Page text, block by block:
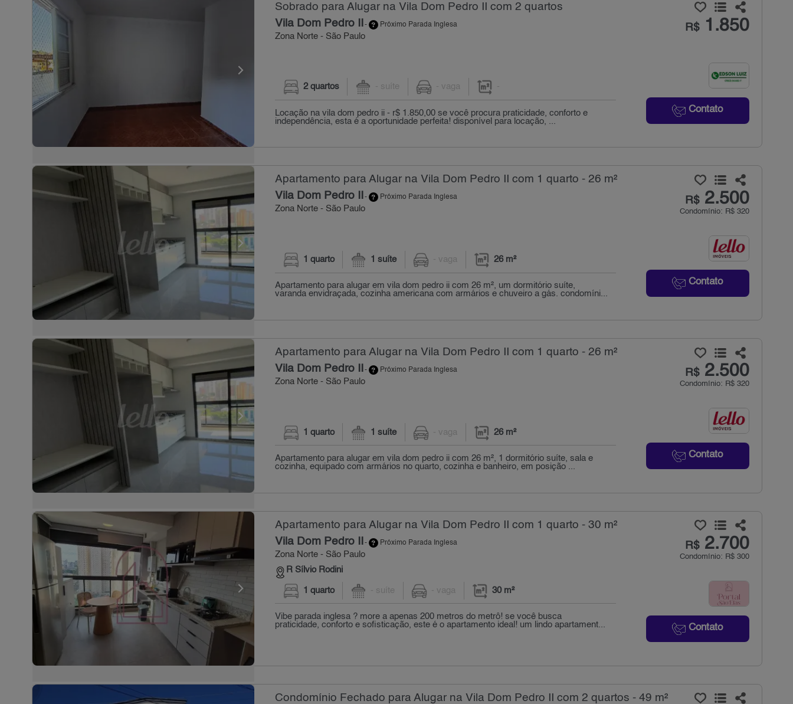
Sobrado para Alugar na Vila Dom Pedro II com 2 quartos
Vila Dom Pedro II - Próximo Parada Inglesa
Zona Norte - São Paulo
R$1.850
Contato
2 quartos - suíte - vaga -
Locação na vila dom pedro ii - r$ 1.850,00 se você procura praticidade, conforto e
independência, esta é a oportunidade perfeita! disponível para locação, ...
Apartamento para Alugar na Vila Dom Pedro II com 1 quarto - 26 m²
Vila Dom Pedro II - Próximo Parada Inglesa
Zona Norte - São Paulo
R$2.500
Condomínio: R$ 320
Contato
1 quarto 1 suíte - vaga 26 m²
Apartamento para alugar em vila dom pedro ii com 26 m², um dormitório suíte,
varanda envidraçada, cozinha americana com armários e chuveiro a gás. condomíni...
Apartamento para Alugar na Vila Dom Pedro II com 1 quarto - 26 m²
Vila Dom Pedro II - Próximo Parada Inglesa
Zona Norte - São Paulo
R$2.500
Condomínio: R$ 320
Contato
1 quarto 1 suíte - vaga 26 m²
Apartamento para alugar em vila dom pedro ii com 26 m², 1 dormitório suíte, sala e
cozinha, equipado com armários no quarto, cozinha e banheiro, em posição ...
Apartamento para Alugar na Vila Dom Pedro II com 1 quarto - 30 m²
Vila Dom Pedro II - Próximo Parada Inglesa
Zona Norte - São Paulo
R Sílvio Rodini
R$2.700
Condomínio: R$ 300
Contato
1 quarto - suíte - vaga 30 m²
Vibe parada inglesa ? more a apenas 200 metros do metrô! se você busca
praticidade, conforto e sofisticação, este é o apartamento ideal! um lindo apartament...
Condomínio Fechado para Alugar na Vila Dom Pedro II com 2 quartos - 49 m²